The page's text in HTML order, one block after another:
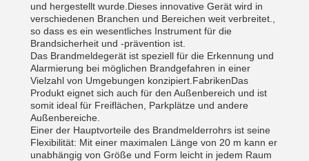
und hergestellt wurde.Dieses innovative Gerät wird in
verschiedenen Branchen und Bereichen weit verbreitet.,
so dass es ein wesentliches Instrument für die
Brandsicherheit und -prävention ist.
Das Brandmeldegerät ist speziell für die Erkennung und
Alarmierung bei möglichen Brandgefahren in einer
Vielzahl von Umgebungen konzipiert.FabrikenDas
Produkt eignet sich auch für den Außenbereich und ist
somit ideal für Freiflächen, Parkplätze und andere
Außenbereiche.
Einer der Hauptvorteile des Brandmelderrohrs ist seine
Flexibilität: Mit einer maximalen Länge von 20 m kann er
unabhängig von Größe und Form leicht in jedem Raum